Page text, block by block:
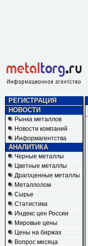
РЕГИСТРАЦИЯ
НОВОСТИ
Рынка металлов
Новости компаний
Информагентства
АНАЛИТИКА
Черные металлы
Цветные металлы
Драгоценные металлы
Металлолом
Сырье
Статистика
Индекс цен России
Мировые цены
Цены на биржах
Вопрос месяца